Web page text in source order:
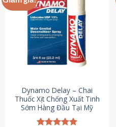
Dynamo Delay – Chai
Thuốc Xịt Chống Xuất Tinh
Sớm Hàng Đầu Tại Mỹ